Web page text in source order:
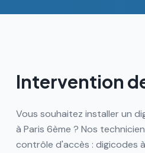
Intervention
Vous souhaitez installer un
à Paris 6ème ? Nos
contrôle d'accès : digicodes